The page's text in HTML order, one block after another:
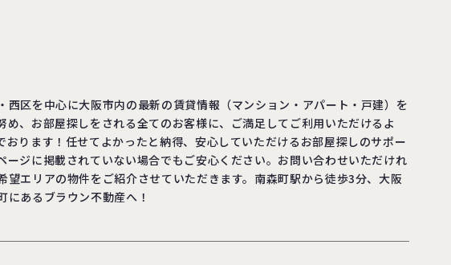
区を中心に大阪市内の最新の賃貸情報（マンション・アパート・戸建）を
、お部屋探しをされる全てのお客様に、ご満足してご利用いただけるよ
ります！任せてよかったと納得、安心していただけるお部屋探しのサポー
ジに掲載されていない場合でもご安心ください。お問い合わせいただけれ
エリアの物件をご紹介させていただきます。南森町駅から徒歩3分、大阪
あるブラウン不動産へ！